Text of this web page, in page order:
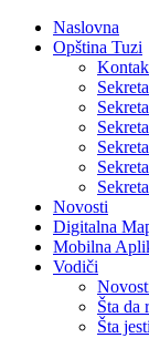
Naslovna
Opština Tuzi
Novosti
Digitalna
Mobilna
Vodiči
Šta da
Šta